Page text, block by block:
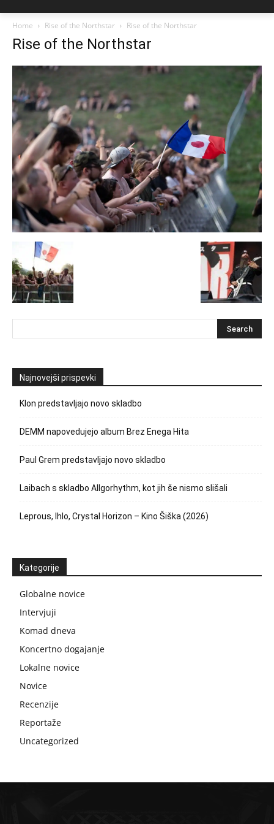
Home Rise of the Northstar Rise of the Northstar
Rise of the Northstar
Najnovejši prispevki
Klon predstavljajo novo skladbo
DEMM napovedujejo album Brez Enega Hita
Paul Grem predstavljajo novo skladbo
Laibach s skladbo Allgorhythm, kot jih še nismo slišali
Leprous, Ihlo, Crystal Horizon – Kino Šiška (2026)
Kategorije
Globalne novice
Intervjuji
Komad dneva
Koncertno dogajanje
Lokalne novice
Novice
Recenzije
Reportaže
Uncategorized